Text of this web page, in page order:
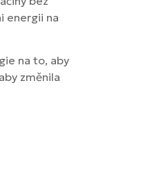
energii na
na to, aby
změnila